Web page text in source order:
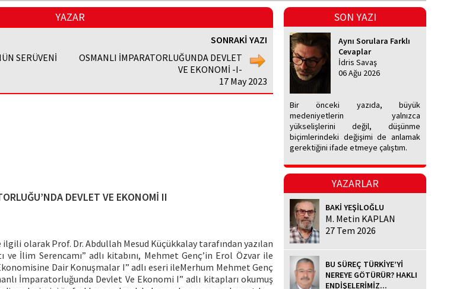
YAZAR
SERÜVENİ
SONRAKİ YAZI
OSMANLI İMPARATORLUĞUNDA DEVLET
VE EKONOMİ -I-
17 May 2023
DEVLET VE EKONOMİ II
olarak Prof. Dr. Abdullah Mesud Küçükkalay tarafından yazılan
İlim Serencamı” adlı kitabını, Mehmet Genç’in Erol Özvar ile
Dair Konuşmalar I” adlı eseri ileMerhum Mehmet Genç
İmparatorluğunda Devlet Ve Ekonomi I” adlı kitapları okumuş
SON YAZI
Aynı Sorulara Farklı
Cevaplar
İdris Savaş
06 Ağu 2026
Bir önceki yazıda, büyük
medeniyetlerin yalnızca
yükselişlerini değil, düşünme
biçimlerindeki değişimi de anlamak
gerektiğini ifade etmeye çalıştım.
YAZARLAR
BAKİ YEŞİLOĞLU
M. Metin KAPLAN
27 Tem 2026
BU SÜREÇ TÜRKİYE’Yİ
NEREYE GÖTÜRÜR? HAKLI
ENDİŞELERİMİZ...